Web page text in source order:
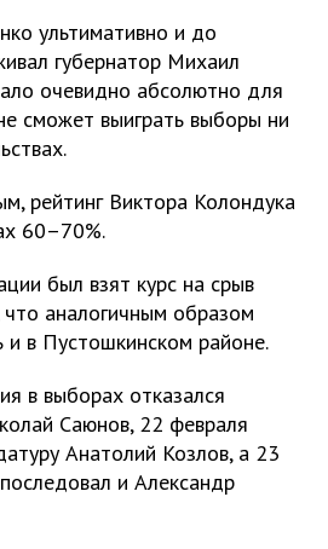
ультимативно и до
губернатор Михаил
очевидно абсолютно для
сможет выиграть выборы ни
рейтинг Виктора Колондука
60–70%.
был взят курс на срыв
аналогичным образом
и в Пустошкинском районе.
в выборах отказался
Саюнов, 22 февраля
Анатолий Козлов, а 23
и Александр